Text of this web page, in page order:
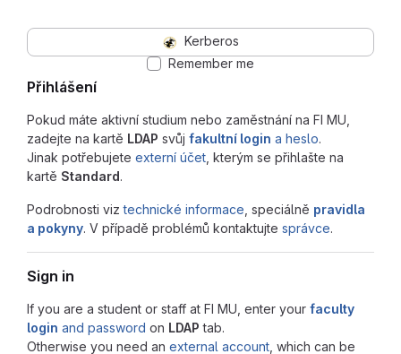
Přihlášení
Pokud máte aktivní studium nebo zaměstnání na FI MU,
zadejte na kartě LDAP svůj fakultní login a heslo.
Jinak potřebujete externí účet , kterým se přihlašte na
kartě Standard.
Podrobnosti viztechnické informace , speciálně pravidla
a pokyny. V případě problémů kontaktujte správce.
Sign in
If you are a student or staff at FI MU, enter your faculty
login and password on LDAP tab.
Otherwise you need an external account , which can be
Kerberos
Remember me